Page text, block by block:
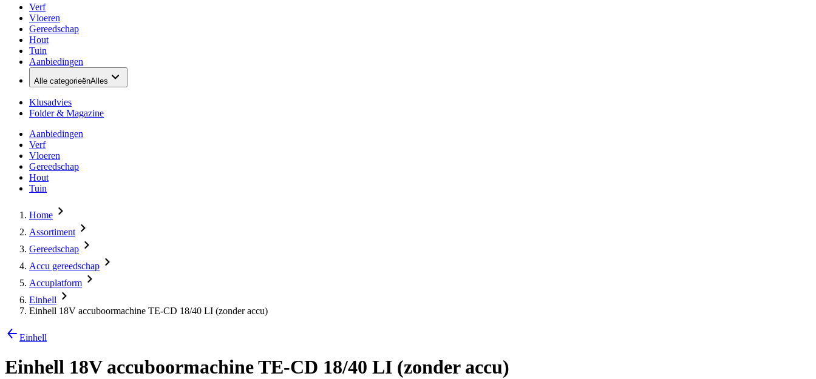
Verf
Vloeren
Gereedschap
Hout
Tuin
Aanbiedingen
Alle categorieënAlles
Klusadvies
Folder & Magazine
Aanbiedingen
Verf
Vloeren
Gereedschap
Hout
Tuin
Home
Assortiment
Gereedschap
Accu gereedschap
Accuplatform
Einhell
Einhell 18V accuboormachine TE-CD 18/40 LI (zonder accu)
Einhell
Einhell 18V accuboormachine TE-CD 18/40 LI (zonder accu)